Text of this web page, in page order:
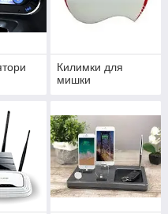
Килимки для
мишки